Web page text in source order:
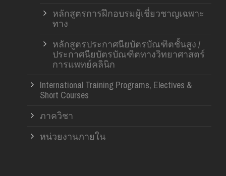
หลักสูตรการฝึกอบรมผู้เชี่ยวชาญเฉพาะ
ทาง
หลักสูตรประกาศนียบัตรบัณฑิตชั้นสูง /
ประกาศนียบัตรบัณฑิตทางวิทยาศาสตร์
การแพทย์คลินิก
International Training Programs, Electives &
Short Courses
ภาควิชา
หน่วยงานภายใน